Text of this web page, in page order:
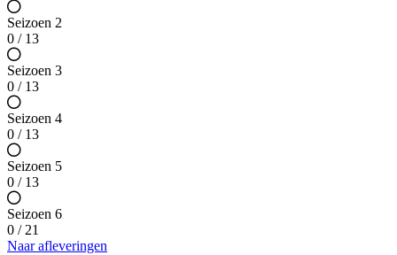
Seizoen 2
0 / 13
Seizoen 3
0 / 13
Seizoen 4
0 / 13
Seizoen 5
0 / 13
Seizoen 6
0 / 21
Naar afleveringen